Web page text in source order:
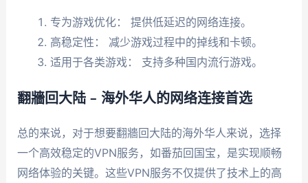
专为游戏优化： 提供低延迟的网络连接。
高稳定性： 减少游戏过程中的掉线和卡顿。
适用于各类游戏： 支持多种国内流行游戏。
翻牆回大陆 – 海外华人的网络连接首选
总的来说，对于想要翻牆回大陆的海外华人来说，选择
一个高效稳定的VPN服务，如番茄回国宝，是实现顺畅
网络体验的关键。这些VPN服务不仅提供了技术上的高